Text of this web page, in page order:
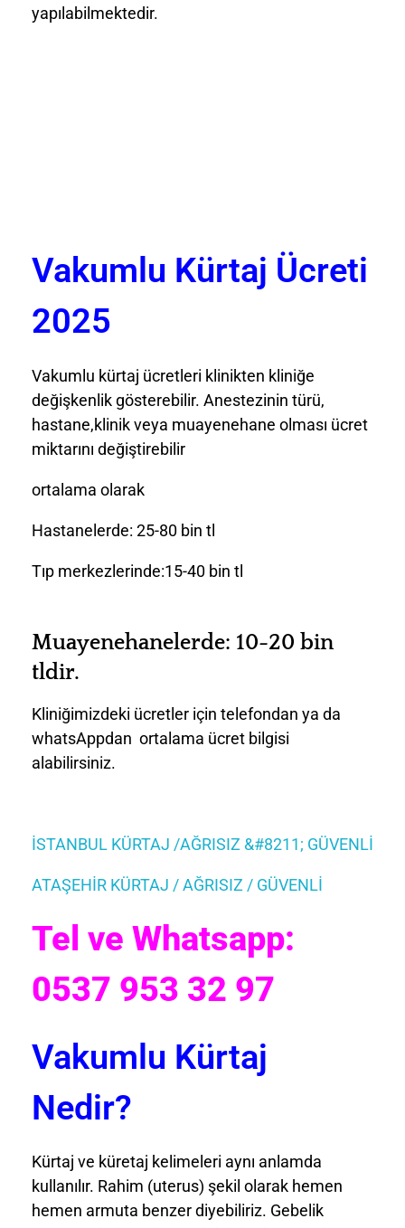
yapılabilmektedir.
Vakumlu Kürtaj Ücreti
2025
Vakumlu kürtaj ücretleri klinikten kliniğe
değişkenlik gösterebilir. Anestezinin türü,
hastane,klinik veya muayenehane olması ücret
miktarını değiştirebilir
ortalama olarak
Hastanelerde: 25-80 bin tl
Tıp merkezlerinde:15-40 bin tl
Muayenehanelerde: 10-20 bin
tldir.
Kliniğimizdeki ücretler için telefondan ya da
whatsAppdan ortalama ücret bilgisi
alabilirsiniz.
İSTANBUL KÜRTAJ /AĞRISIZ &#8211; GÜVENLİ
ATAŞEHİR KÜRTAJ / AĞRISIZ / GÜVENLİ
Tel ve Whatsapp:
0537 953 32 97
Vakumlu Kürtaj
Nedir?
Kürtaj ve küretaj kelimeleri aynı anlamda
kullanılır. Rahim (uterus) şekil olarak hemen
hemen armuta benzer diyebiliriz. Gebelik